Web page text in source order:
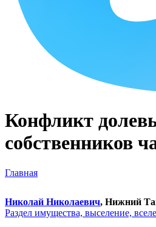
Конфликт
собственников
Главная
Николай Николаевич, Нижний
Раздел имущества, выселение,